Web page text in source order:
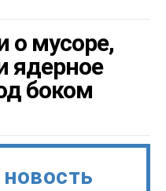
о мусоре,
ядерное
боком